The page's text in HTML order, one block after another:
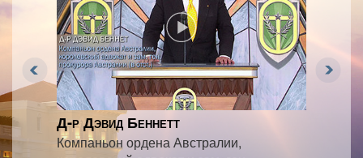
Д-р Дэвид Беннетт
Компаньон ордена Австралии,